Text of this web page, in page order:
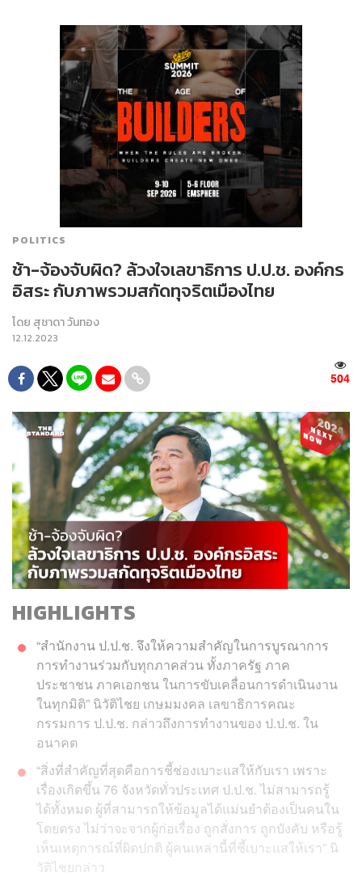
POLITICS
ช้า-จ้องจับผิด? ล้วงใจเลขาธิการ ป.ป.ช. องค์กร
อิสระ กับภาพรวมสกัดทุจริตเมืองไทย
โดย สุชาดา วันทอง
12.12.2023
504
HIGHLIGHTS
“สำนักงาน ป.ป.ช. จึงให้ความสำคัญในการบูรณาการ
การทำงานร่วมกับทุกภาคส่วน ทั้งภาครัฐ ภาค
ประชาชน ภาคเอกชน ในการขับเคลื่อนการดำเนินงาน
ในทุกมิติ” นิวัติไชย เกษมมงคล เลขาธิการคณะ
กรรมการ ป.ป.ช. กล่าวถึงการทำงานของ ป.ป.ช. ใน
อนาคต
“สิ่งที่สำคัญที่สุดคือการชี้ช่องเบาะแสให้กับเรา เพราะ
เรื่องเกิดขึ้น 76 จังหวัดทั่วประเทศ ป.ป.ช. ไม่สามารถรู้
ได้ทั้งหมด ผู้ที่สามารถให้ข้อมูลได้แม่นยำต้องเป็นคนใน
โดยตรง ไม่ว่าจะจากผู้ก่อเรื่อง ถูกสั่งการ ถูกบังคับ หรือรู้
เห็นเหตุการณ์ที่ผิดปกติ ผู้คนเหล่านี้ที่ชี้เบาะแสให้เรา” นิ
วัติไชยกล่าว